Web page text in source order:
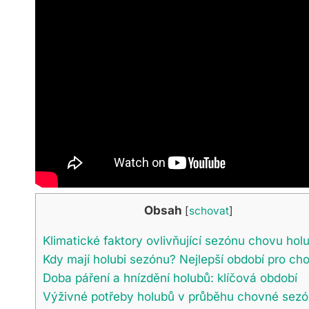
Obsah [schovat]
Klimatické faktory ovlivňující sezónu chovu
Kdy mají holubi sezónu? Nejlepší období pro
Doba páření a hnízdění holubů: klíčová období
Výživné potřeby holubů v průběhu chovné